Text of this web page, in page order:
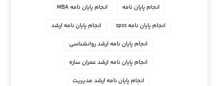
انجام پایان نامه
انجام پایان نامه MBA
انجام پایان نامه spss
انجام پایان نامه ارشد
انجام پایان نامه ارشد روانشناسی
انجام پایان نامه ارشد عمران سازه
انجام پایان نامه ارشد مدیریت